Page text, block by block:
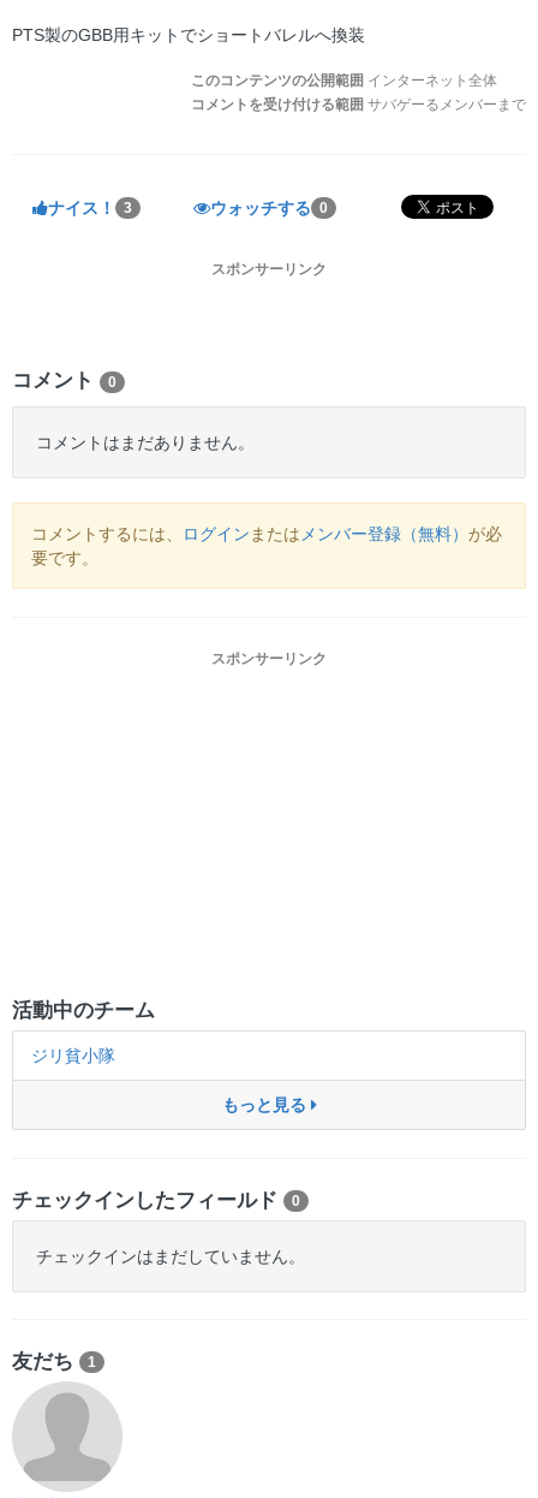
PTS製のGBB用キットでショートバレルへ換装
このコンテンツの公開範囲 インターネット全体
コメントを受け付ける範囲 サバゲーるメンバーまで
ナイス！ 3 ウォッチする 0
スポンサーリンク
コメント 0
コメントはまだありません。
コメントするには、 ログインまたはメンバー登録（無料） が必
要です。
スポンサーリンク
活動中のチーム
ジリ貧小隊
もっと見る
チェックインしたフィールド 0
チェックインはまだしていません。
友だち 1